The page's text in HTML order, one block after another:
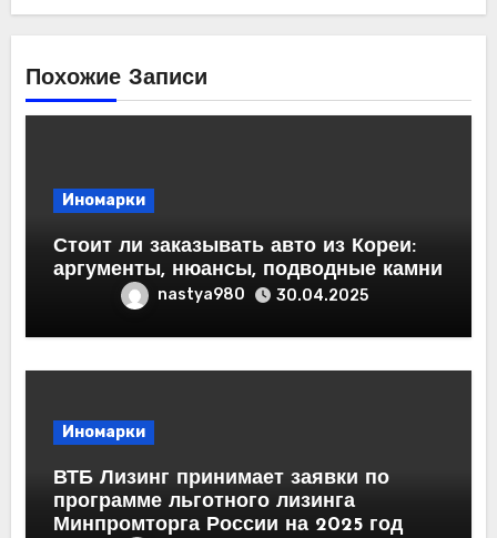
Похожие Записи
Иномарки
Стоит ли заказывать авто из Кореи:
аргументы, нюансы, подводные камни
nastya980 30.04.2025
Иномарки
ВТБ Лизинг принимает заявки по
программе льготного лизинга
Минпромторга России на 2025 год